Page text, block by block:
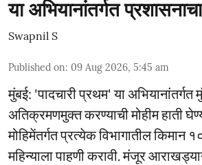
या अभियानांतर्गत
Swapnil S
Published on: 09 Aug 2026, 5:45 am
मुंबई: 'पादचारी प्रथम' या
अतिक्रमणमुक्त करण्याची मोहीम हाती
मोहिमेंतर्गत प्रत्येक विभागातील किमान
महिन्याला पाहणी करावी. मंजूर